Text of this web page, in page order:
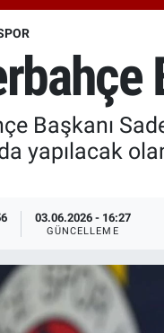
Başkanı
yapılacak
03.06.2026 - 16:27
GÜNCELLEME